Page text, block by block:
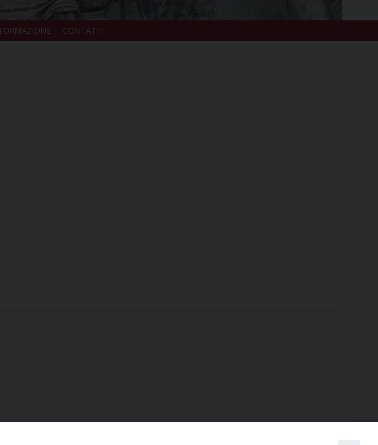
FORMAZIONE CONTATTI